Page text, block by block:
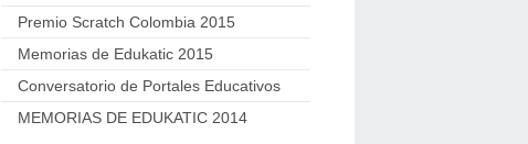
Premio Scratch Colombia 2015
Memorias de Edukatic 2015
Conversatorio de Portales Educativos
MEMORIAS DE EDUKATIC 2014